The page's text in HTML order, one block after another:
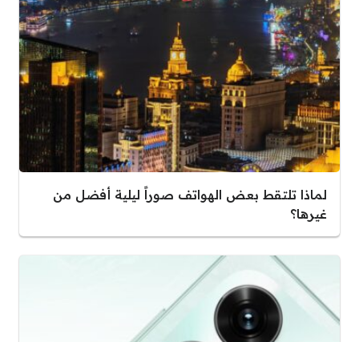
لماذا تلتقط بعض الهواتف صوراً ليلية أفضل من
غيرها؟